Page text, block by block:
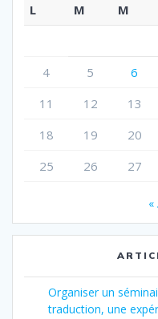
L M M
4
5 6
11
12 13
18
19 20
25
26 27
«
Organiser un
traduction, une